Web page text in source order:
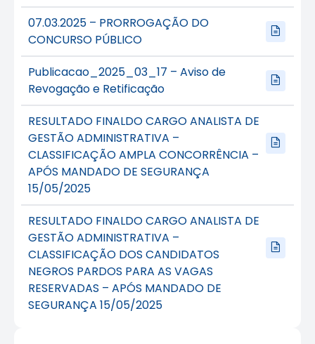
07.03.2025 – PRORROGAÇÃO DO
CONCURSO PÚBLICO
Publicacao_2025_03_17 – Aviso de
Revogação e Retificação
RESULTADO FINALDO CARGO ANALISTA DE
GESTÃO ADMINISTRATIVA –
CLASSIFICAÇÃO AMPLA CONCORRÊNCIA –
APÓS MANDADO DE SEGURANÇA
15/05/2025
RESULTADO FINALDO CARGO ANALISTA DE
GESTÃO ADMINISTRATIVA –
CLASSIFICAÇÃO DOS CANDIDATOS
NEGROS PARDOS PARA AS VAGAS
RESERVADAS – APÓS MANDADO DE
SEGURANÇA 15/05/2025